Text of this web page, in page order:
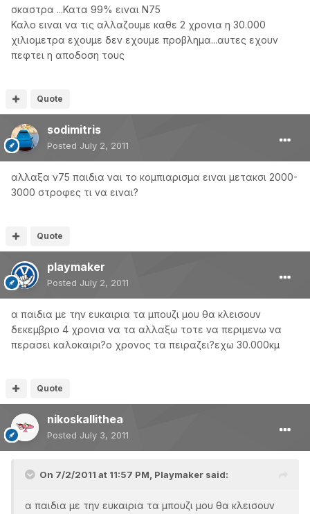
σκαστρα ...Κατα 99% ειναι Ν75
Καλο ειναι να τις αλλαζουμε καθε 2 χρονια η 30.000
χιλιομετρα εχουμε δεν εχουμε προβλημα...αυτες εχουν
πεφτει η αποδοση τους
Quote
sodimitris
Posted July 2, 2011
αλλαξα ν75 παιδια ναι το κομπιαρισμα ειναι μετακσι 2000-
3000 στροφες τι να ειναι?
Quote
playmaker
Posted July 2, 2011
α παιδια με την ευκαιρια τα μπουζι μου θα κλεισουν
δεκεμβριο 4 χρονια να τα αλλαξω τοτε να περιμενω να
περασει καλοκαιρι?ο χρονος τα πειραζει?εχω 30.000κμ
Quote
nikoskallithea
Posted July 3, 2011
On 7/2/2011 at 11:57 PM, Playmaker said:
α παιδια με την ευκαιρια τα μπουζι μου θα κλεισουν